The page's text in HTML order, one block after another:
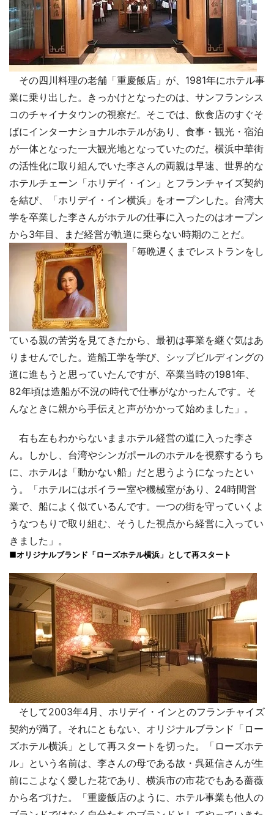
その四川料理の老舗「重慶飯店」が、1981年にホテル事
業に乗り出した。きっかけとなったのは、サンフランシス
コのチャイナタウンの視察だ。そこでは、飲食店のすぐそ
ばにインターナショナルホテルがあり、食事・観光・宿泊
が一体となった一大観光地となっていたのだ。横浜中華街
の活性化に取り組んでいた李さんの両親は早速、世界的な
ホテルチェーン「ホリデイ・イン」とフランチャイズ契約
を結び、「ホリデイ・イン横浜」をオープンした。台湾大
学を卒業した李さんがホテルの仕事に入ったのはオープン
から3年目、まだ経営が軌道に乗らない時期のことだ。
「毎晩遅くまでレストランをし
ている親の苦労を見てきたから、最初は事業を継ぐ気はあ
りませんでした。造船工学を学び、シップビルディングの
道に進もうと思っていたんですが、卒業当時の1981年、
82年頃は造船が不況の時代で仕事がなかったんです。そ
んなときに親から手伝えと声がかかって始めました」。
右も左もわからないままホテル経営の道に入った李さ
ん。しかし、台湾やシンガポールのホテルを視察するうち
に、ホテルは「動かない船」だと思うようになったとい
う。「ホテルにはボイラー室や機械室があり、24時間営
業で、船によく似ているんです。一つの街を守っていくよ
うなつもりで取り組む、そうした視点から経営に入ってい
きました」。
■オリジナルブランド「ローズホテル横浜」として再スタート
そして2003年4月、ホリデイ・インとのフランチャイズ
契約が満了。それにともない、オリジナルブランド「ロー
ズホテル横浜」として再スタートを切った。「ローズホテ
ル」という名前は、李さんの母である故・呉延信さんが生
前にこよなく愛した花であり、横浜市の市花でもある薔薇
から名づけた。「重慶飯店のように、ホテル事業も他人の